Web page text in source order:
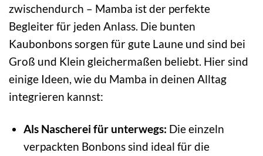
zwischendurch – Mamba ist der perfekte
Begleiter für jeden Anlass. Die bunten
Kaubonbons sorgen für gute Laune und sind bei
Groß und Klein gleichermaßen beliebt. Hier sind
einige Ideen, wie du Mamba in deinen Alltag
integrieren kannst:
Als Nascherei für unterwegs: Die einzeln
verpackten Bonbons sind ideal für die